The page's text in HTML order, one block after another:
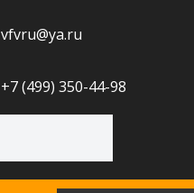
vfvru@ya.ru
+7 (499) 350-44-98